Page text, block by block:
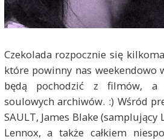
Czekolada rozpocznie się
które powinny nas weekendowo
będą pochodzić z filmów, a
soulowych archiwów. :) Wśród
SAULT, James Blake (samplujący
Lennox, a także całkiem